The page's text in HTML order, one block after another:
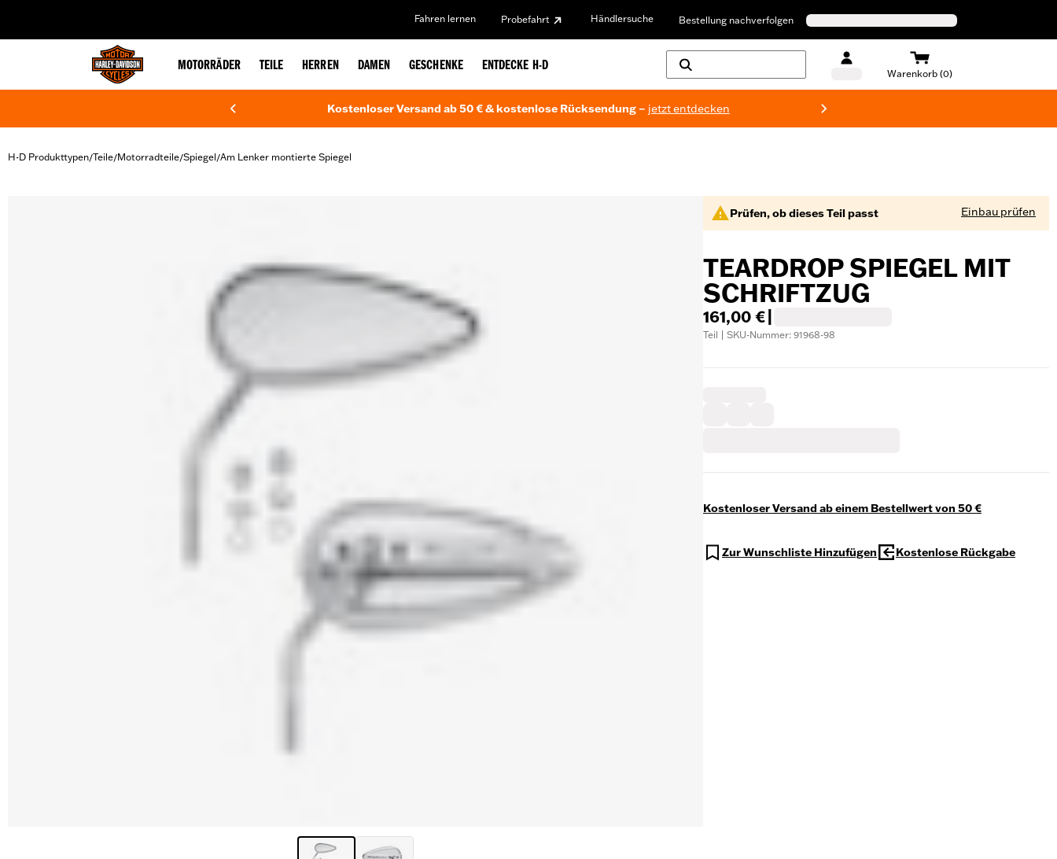
Fahren lernen Probefahrt Händlersuche Bestellung nachverfolgen
MOTORRÄDER TEILE HERREN DAMEN GESCHENKE ENTDECKE H-D
Warenkorb (0)
Kostenloser Versand ab 50 € & kostenlose Rücksendung – jetzt entdecken
H-D Produkttypen/Teile/Motorradteile/Spiegel/Am Lenker montierte Spiegel
Prüfen, ob dieses Teil passt Einbau prüfen
TEARDROP SPIEGEL MIT
SCHRIFTZUG
161,00 €
Teil | SKU-Nummer: 91968-98
Kostenloser Versand ab einem Bestellwert von 50 €
Zur Wunschliste Hinzufügen Kostenlose Rückgabe